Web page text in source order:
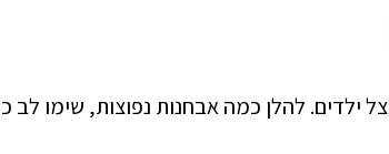
ילדים. להלן כמה אבחנות נפוצות, שימו לב